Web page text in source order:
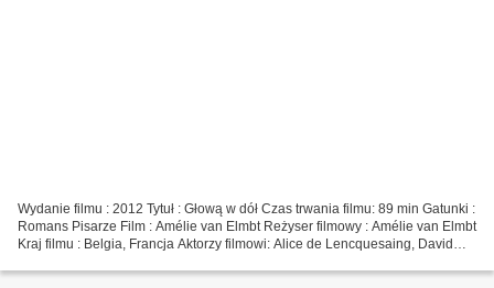
Wydanie filmu : 2012 Tytuł : Głową w dół Czas trwania filmu: 89 min Gatunki :
Romans Pisarze Film : Amélie van Elmbt Reżyser filmowy : Amélie van Elmbt
Kraj filmu : Belgia, Francja Aktorzy filmowi: Alice de Lencquesaing, David